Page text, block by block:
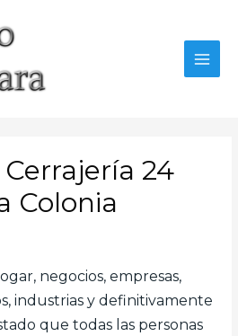
24
Colonia
negocios, empresas,
industrias y definitivamente
que todas las personas